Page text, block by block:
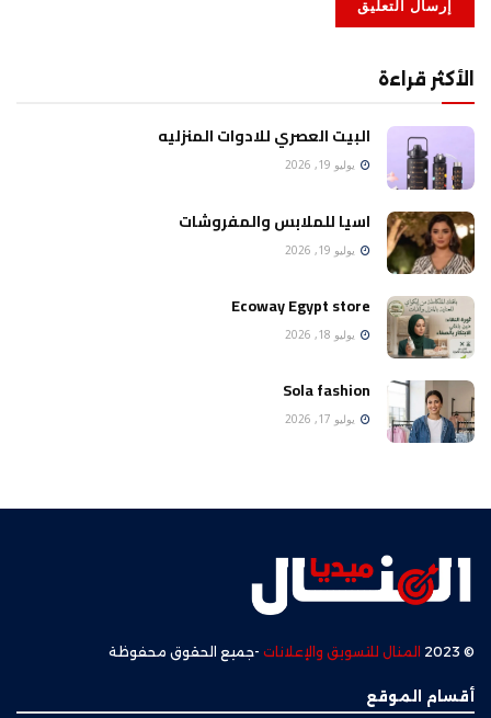
الأكثر قراءة
البيت العصري للادوات المنزليه
يوليو 19, 2026
اسيا للملابس والمفروشات
يوليو 19, 2026
Ecoway Egypt store
يوليو 18, 2026
Sola fashion
يوليو 17, 2026
© 2023 المنال للتسويق والإعلانات -جميع الحقوق محفوظة
أقسام الموقع